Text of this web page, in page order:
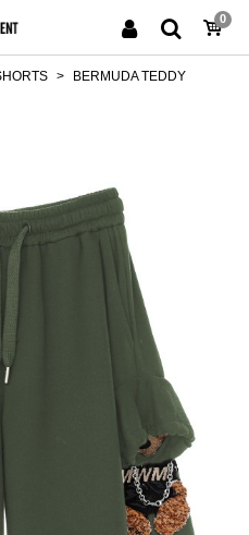
0
> BERMUDA TEDDY